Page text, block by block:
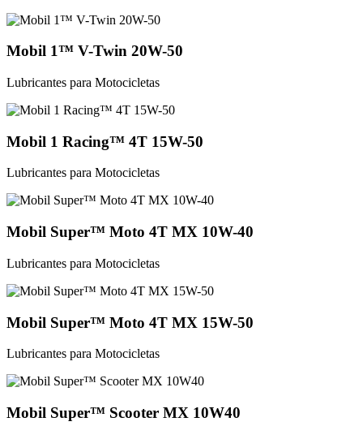
Mobil 1™ V-Twin 20W-50
Lubricantes para Motocicletas
Mobil 1 Racing™ 4T 15W-50
Lubricantes para Motocicletas
Mobil Super™ Moto 4T MX 10W-40
Lubricantes para Motocicletas
Mobil Super™ Moto 4T MX 15W-50
Lubricantes para Motocicletas
Mobil Super™ Scooter MX 10W40